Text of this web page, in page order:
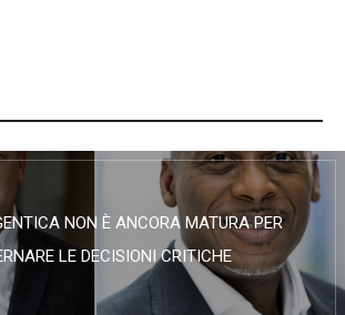
NON È ANCORA MATURA PER
LE DECISIONI CRITICHE